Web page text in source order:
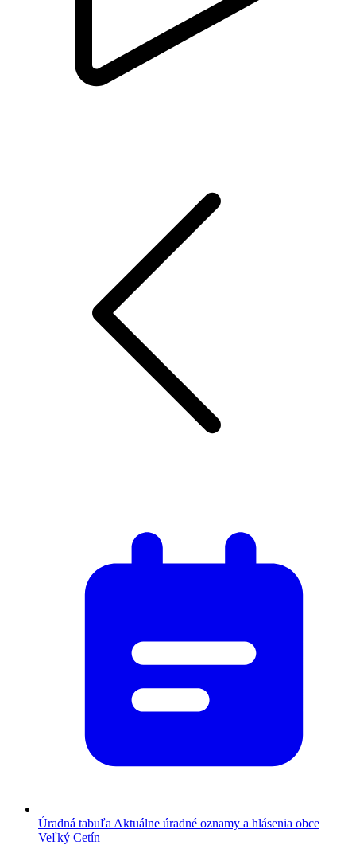
Úradná tabuľa Aktuálne úradné oznamy a hlásenia obce
Veľký Cetín